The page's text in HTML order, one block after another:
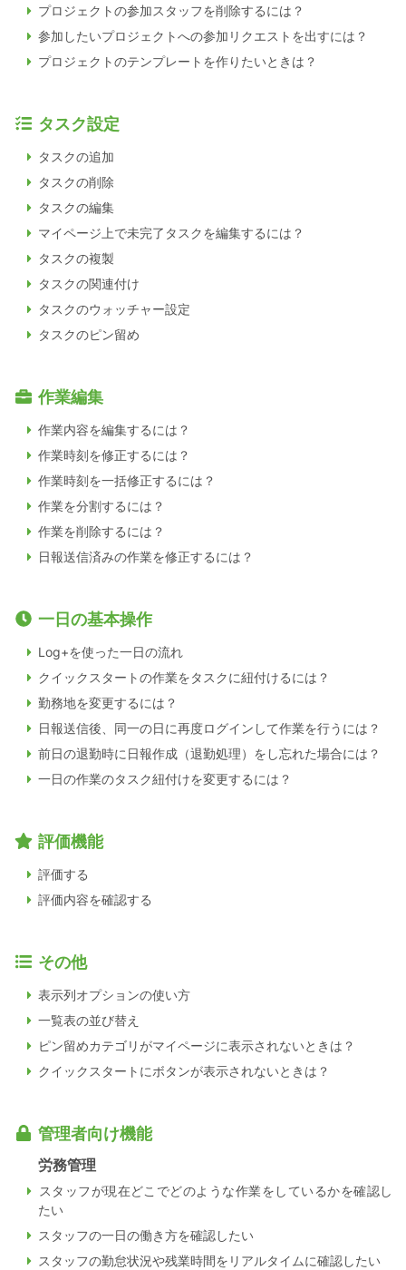
プロジェクトの参加スタッフを削除するには？
参加したいプロジェクトへの参加リクエストを出すには？
プロジェクトのテンプレートを作りたいときは？
タスク設定
タスクの追加
タスクの削除
タスクの編集
マイページ上で未完了タスクを編集するには？
タスクの複製
タスクの関連付け
タスクのウォッチャー設定
タスクのピン留め
作業編集
作業内容を編集するには？
作業時刻を修正するには？
作業時刻を一括修正するには？
作業を分割するには？
作業を削除するには？
日報送信済みの作業を修正するには？
一日の基本操作
Log+を使った一日の流れ
クイックスタートの作業をタスクに紐付けるには？
勤務地を変更するには？
日報送信後、同一の日に再度ログインして作業を行うには？
前日の退勤時に日報作成（退勤処理）をし忘れた場合には？
一日の作業のタスク紐付けを変更するには？
評価機能
評価する
評価内容を確認する
その他
表示列オプションの使い方
一覧表の並び替え
ピン留めカテゴリがマイページに表示されないときは？
クイックスタートにボタンが表示されないときは？
管理者向け機能
労務管理
スタッフが現在どこでどのような作業をしているかを確認し
たい
スタッフの一日の働き方を確認したい
スタッフの勤怠状況や残業時間をリアルタイムに確認したい